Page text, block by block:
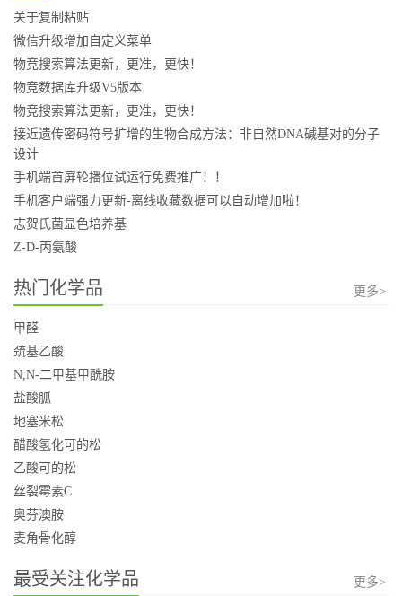
关于复制粘贴
微信升级增加自定义菜单
物竞搜索算法更新，更准，更快！
物竞数据库升级V5版本
物竞搜索算法更新，更准，更快！
接近遗传密码符号扩增的生物合成方法：非自然DNA碱基对的分子
设计
手机端首屏轮播位试运行免费推广！！
手机客户端强力更新-离线收藏数据可以自动增加啦！
志贺氏菌显色培养基
Z-D-丙氨酸
热门化学品 更多>
甲醛
巯基乙酸
N,N-二甲基甲酰胺
盐酸胍
地塞米松
醋酸氢化可的松
乙酸可的松
丝裂霉素C
奥芬澳胺
麦角骨化醇
最受关注化学品 更多>